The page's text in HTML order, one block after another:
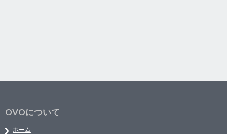
OVOについて
ホーム